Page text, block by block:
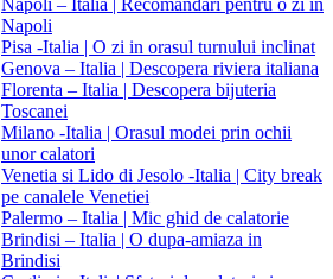
Napoli – Italia | Recomandari pentru o zi in
Napoli
Pisa -Italia | O zi in orasul turnului inclinat
Genova – Italia | Descopera riviera italiana
Florenta – Italia | Descopera bijuteria
Toscanei
Milano -Italia | Orasul modei prin ochii
unor calatori
Venetia si Lido di Jesolo -Italia | City break
pe canalele Venetiei
Palermo – Italia | Mic ghid de calatorie
Brindisi – Italia | O dupa-amiaza in
Brindisi